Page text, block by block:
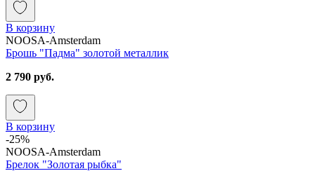
В корзину
NOOSA-Amsterdam
Брошь "Падма" золотой металлик
2 790 руб.
В корзину
-25%
NOOSA-Amsterdam
Брелок "Золотая рыбка"